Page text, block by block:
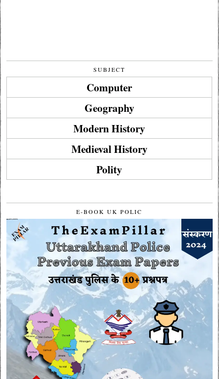
SUBJECT
Computer
Geography
Modern History
Medieval History
Polity
E-BOOK UK POLIC